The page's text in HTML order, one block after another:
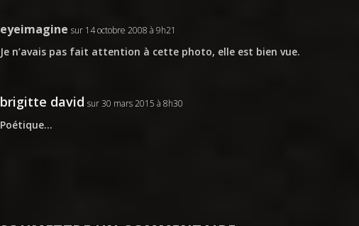
eyeimagine sur 14 octobre 2008 à 9h21
Je n’avais pas fait attention à cette photo, elle est bien vue.
brigitte david sur 30 mars 2015 à 8h30
Poétique…